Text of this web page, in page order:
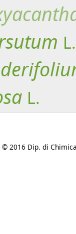
L.
L.
© 2016 Dip. di